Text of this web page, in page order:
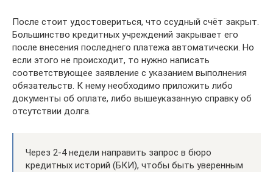
После стоит удостовериться, что ссудный счёт закрыт.
Большинство кредитных учреждений закрывает его
после внесения последнего платежа автоматически. Но
если этого не происходит, то нужно написать
соответствующее заявление с указанием выполнения
обязательств. К нему необходимо приложить либо
документы об оплате, либо вышеуказанную справку об
отсутствии долга.
Через 2-4 недели направить запрос в бюро
кредитных историй (БКИ), чтобы быть уверенным